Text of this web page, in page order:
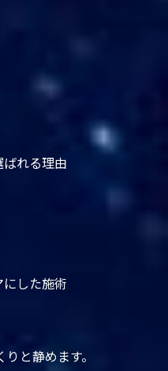
れる理由
した施術
と静めます。